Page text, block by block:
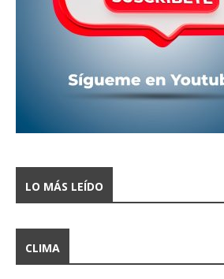
LO MÁS LEÍDO
CLIMA